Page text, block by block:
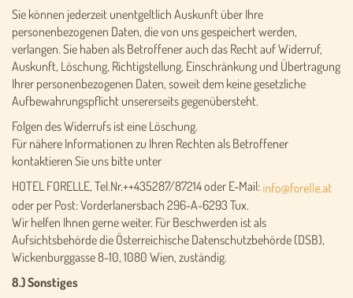
Sie können jederzeit unentgeltlich Auskunft über Ihre
personenbezogenen Daten, die von uns gespeichert werden,
verlangen. Sie haben als Betroffener auch das Recht auf Widerruf,
Auskunft, Löschung, Richtigstellung, Einschränkung und Übertragung
Ihrer personenbezogenen Daten, soweit dem keine gesetzliche
Aufbewahrungspflicht unsererseits gegenübersteht.
Folgen des Widerrufs ist eine Löschung.
Für nähere Informationen zu Ihren Rechten als Betroffener
kontaktieren Sie uns bitte unter
HOTEL FORELLE, Tel.Nr.++435287/87214 oder E-Mail:
oder per Post: Vorderlanersbach 296-A-6293 Tux.
Wir helfen Ihnen gerne weiter. Für Beschwerden ist als
Aufsichtsbehörde die Österreichische Datenschutzbehörde (DSB),
Wickenburggasse 8-10, 1080 Wien, zuständig.
8.) Sonstiges